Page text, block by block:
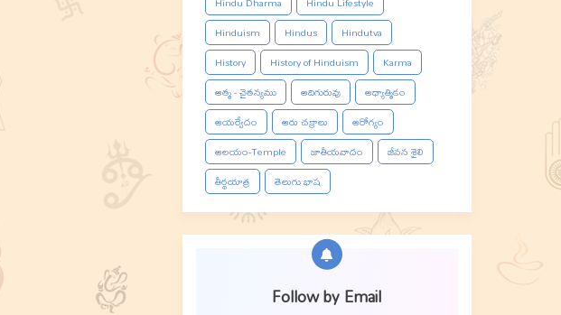
Hinduism
Hindus
Hindutva
History
History of Hinduism
Karma
ఆత్మ - చైతన్యము
ఆదిగురువు
ఆధ్యాత్మికం
ఆయర్వేదం
ఆరు చక్రాలు
ఆరోగ్యం
ఆలయం-Temple
జాతీయవాదం
జీవన శైలి
తీర్థయాత్ర
తెలుగు భాష
Follow by Email